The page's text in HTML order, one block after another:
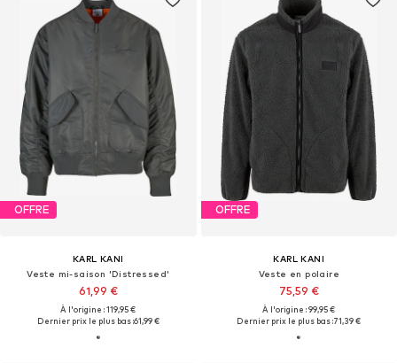
OFFRE
KARL KANI
Veste mi-saison 'Distressed'
61,99 €
À l'origine : 119,95 €
Dernier prix le plus bas :61,99 €
OFFRE
KARL KANI
Veste en polaire
75,59 €
À l'origine : 99,95 €
Dernier prix le plus bas :71,39 €